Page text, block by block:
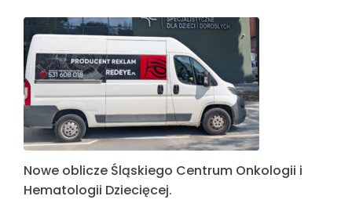
Nowe oblicze Śląskiego Centrum Onkologii i
Hematologii Dziecięcej.